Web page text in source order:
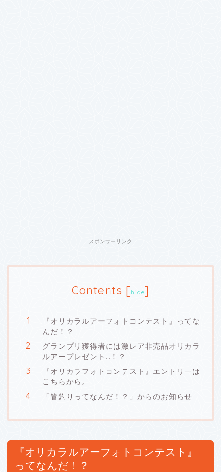
スポンサーリンク
Contents [hide]
『オリカラルアーフォトコンテスト』ってな
んだ！？
グランプリ獲得者には激レア非売品オリカラ
ルアープレゼント…！？
『オリカラフォトコンテスト』エントリーは
こちらから。
「管釣りってなんだ！？」からのお知らせ
『オリカラルアーフォトコンテスト』
ってなんだ！？